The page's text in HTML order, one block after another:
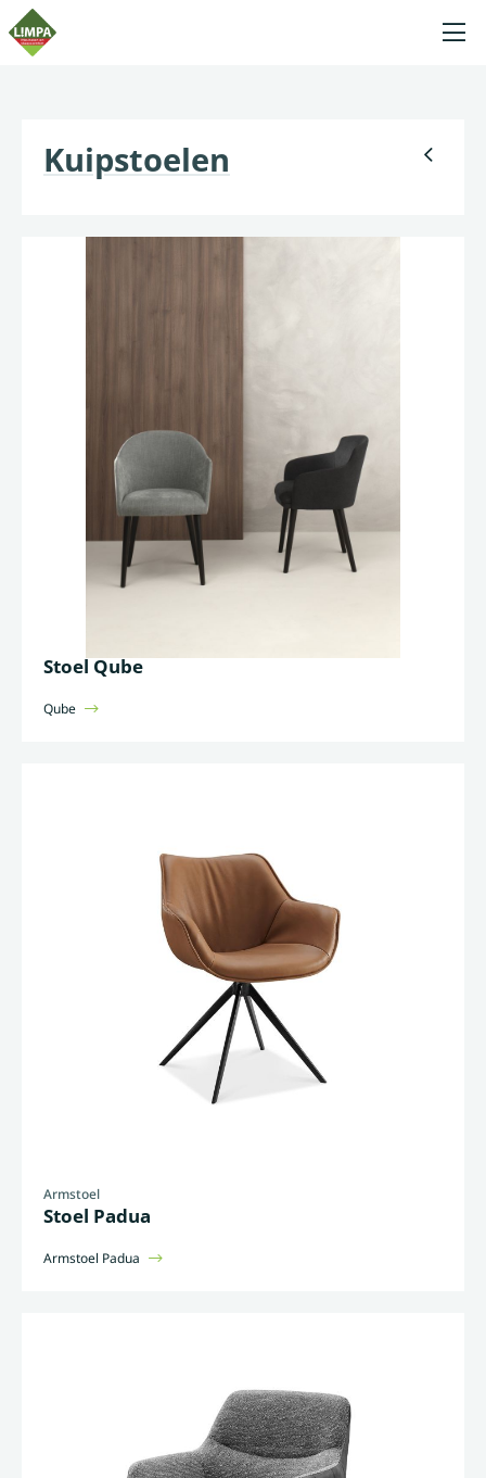
Kuipstoelen
Stoel Qube
Qube
Armstoel
Stoel Padua
Armstoel Padua